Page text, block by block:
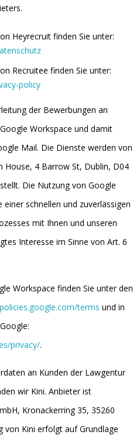
Heyrecruit finden Sie unter:
Recruitee finden Sie unter:
policy
der Bewerbungen an
Workspace und damit
Mail. Die Dienste werden von
House, 4 Barrow St, Dublin, D04
Die Nutzung von Google
schnellen und zuverlässigen
mit Ihnen und unseren
Interesse im Sinne von Art. 6
Workspace finden Sie unter den
terms und in
privacy/.
an Kunden der Lawgentur
wir Kini. Anbieter ist
Kronackerring 35, 35260
von Kini erfolgt auf Grundlage